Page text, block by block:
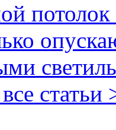
потолок
статьи